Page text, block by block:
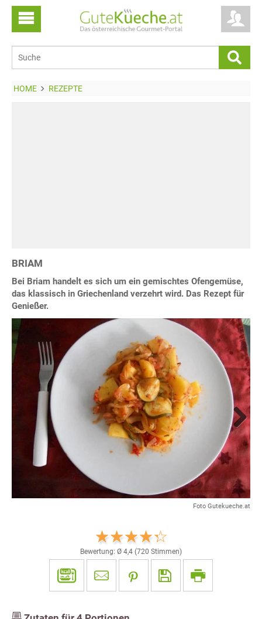
HOME REZEPTE
BRIAM
Bei Briam handelt es sich um ein gemischtes Ofengemüse,
das klassisch in Griechenland verzehrt wird. Das Rezept für
Genießer.
Foto Gutekueche.at
Next
Bewertung: Ø 4,4 (720 Stimmen)